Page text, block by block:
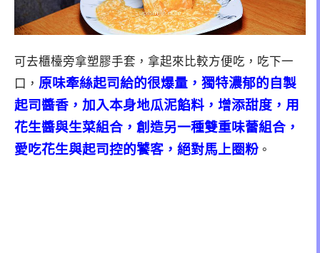
可去櫃檯旁拿塑膠手套，拿起來比較方便吃，吃下一
口， 原味牽絲起司給的很爆量，獨特濃郁的自製
起司醬香，加入本身地瓜泥餡料，增添甜度，用
花生醬與生菜組合，創造另一種雙重味蕾組合，
愛吃花生與起司控的饕客，絕對馬上圈粉 。